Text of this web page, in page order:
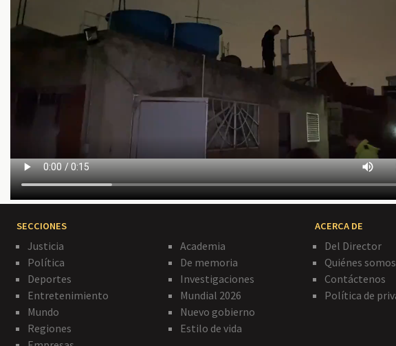
SECCIONES
Justicia
Política
Deportes
Entretenimiento
Mundo
Regiones
Academia
De memoria
Investigaciones
Mundial 2026
Nuevo gobierno
Estilo de vida
ACERCA DE
Del Director
Quiénes somos
Contáctenos
Política de